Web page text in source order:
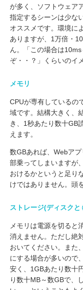
が多く、ソフトウェア
指定するシーンは少な
オススメです。環境に
ありますが、1万倍・
ん。「この場合は
ぞ・・？」くらいのイ
メモリ
CPUが専有しているの
域です。結構大きく、
き、1秒あたり数十GB
えます。
数GBあれば、Webア
部乗ってしまいますが
おけるかというと足り
けではありません。頭
ストレージ(ディスクと
メモリは電源を切ると
消えません。ただし絶
おいてください。また
にする場合が多いので
安く、1GBあたり数十
り数十MB～数GBで、